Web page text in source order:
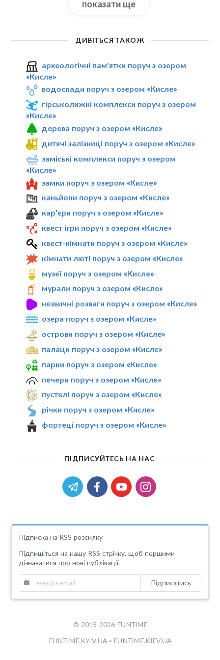
показати ще
ДИВІТЬСЯ ТАКОЖ
археологічні пам'ятки поруч з озером
«Кисле»
водоспади поруч з озером «Кисле»
гірськолижні комплекси поруч з озером
«Кисле»
дерева поруч з озером «Кисле»
дитячі залізниці поруч з озером «Кисле»
заміські комплекси поруч з озером
«Кисле»
замки поруч з озером «Кисле»
каньйони поруч з озером «Кисле»
кар'єри поруч з озером «Кисле»
квест ігри поруч з озером «Кисле»
квест-кімнати поруч з озером «Кисле»
кімнати люті поруч з озером «Кисле»
музеї поруч з озером «Кисле»
мурали поруч з озером «Кисле»
незвичні розваги поруч з озером «Кисле»
озера поруч з озером «Кисле»
острови поруч з озером «Кисле»
палаци поруч з озером «Кисле»
парки поруч з озером «Кисле»
печери поруч з озером «Кисле»
пустелі поруч з озером «Кисле»
річки поруч з озером «Кисле»
фортеці поруч з озером «Кисле»
ПІДПИСУЙТЕСЬ НА НАС
Підписка на RSS розсилку
Підпишіться на нашу RSS стрічку, щоб першими
дізнаватися про нові публікації.
Підписатись
© 2015-2026 FUNTIME
FUNTIME.KYIV.UA • FUNTIME.KIEV.UA